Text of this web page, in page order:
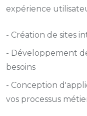
expérience
- Création de sites
- Développement
besoins
- Conception
vos processus